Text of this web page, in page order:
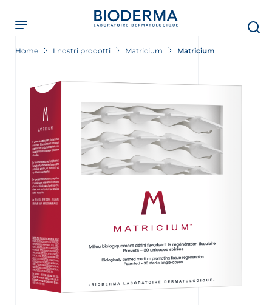
main
content
Home I nostri prodotti Matricium Matricium